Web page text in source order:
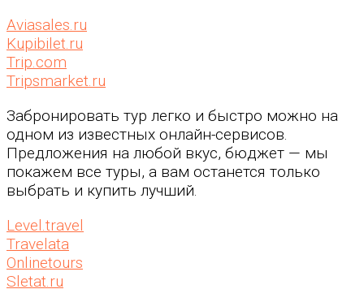
Aviasales.ru
Kupibilet.ru
Trip.com
Tripsmarket.ru
Забронировать тур легко и быстро можно на
одном из известных онлайн-сервисов.
Предложения на любой вкус, бюджет — мы
покажем все туры, а вам останется только
выбрать и купить лучший.
Level.travel
Travelata
Onlinetours
Sletat.ru